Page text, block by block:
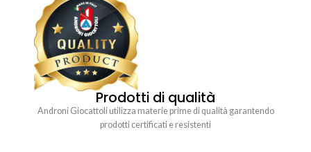
Prodotti di qualità
Androni Giocattoli utilizza materie prime di qualità garantendo
prodotti certificati e resistenti